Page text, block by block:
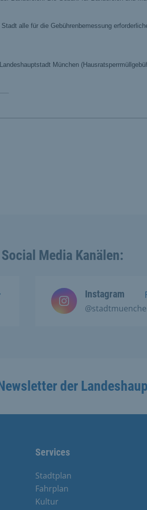
Media Kanälen:
Instagram
der
Services
Stadtplan
Fahrplan
Kultur